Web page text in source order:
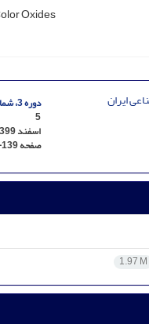
Oxides
دوره 3، شماره 2 - شماره پیاپی 5
5
اسفند 1399
صفحه
1.97 M